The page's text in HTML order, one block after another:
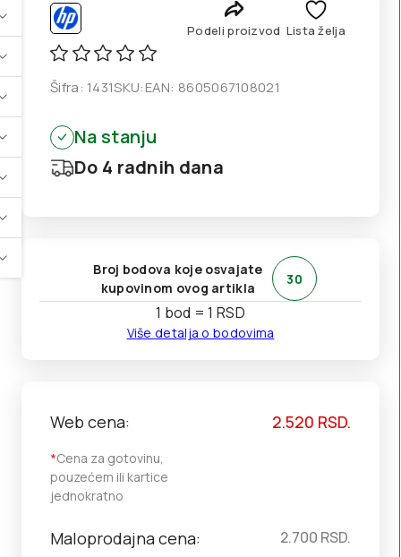
Podeli proizvod Lista želja
Šifra: 1431SKU:EAN: 8605067108021
Na stanju
Do 4 radnih dana
Broj bodova koje osvajate
kupovinom ovog artikla
30
1 bod = 1 RSD
Više detalja o bodovima
Web cena:
*Cena za gotovinu,
pouzećem ili kartice
jednokratno
2.520 RSD.
Maloprodajna cena: 2.700 RSD.